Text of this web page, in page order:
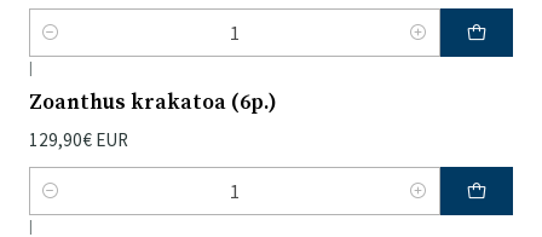
Quantidade
|
Zoanthus krakatoa (6p.)
129,90€ EUR
Quantidade
|